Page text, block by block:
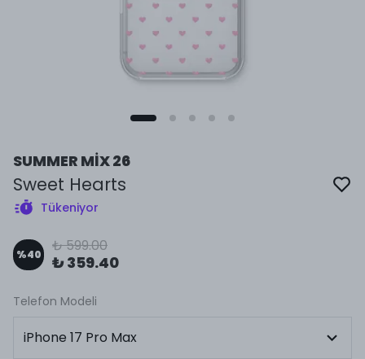
SUMMER MİX 26
Sweet Hearts
Tükeniyor
%40 ₺ 599.00
₺ 359.40
Telefon Modeli